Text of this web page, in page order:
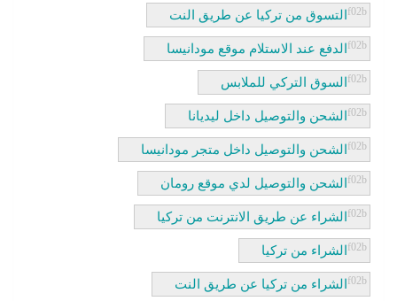
التسوق من تركيا عن طريق النت
الدفع عند الاستلام موقع مودانيسا
السوق التركي للملابس
الشحن والتوصيل داخل ليديانا
الشحن والتوصيل داخل متجر مودانيسا
الشحن والتوصيل لدي موقع رومان
الشراء عن طريق الانترنت من تركيا
الشراء من تركيا
الشراء من تركيا عن طريق النت